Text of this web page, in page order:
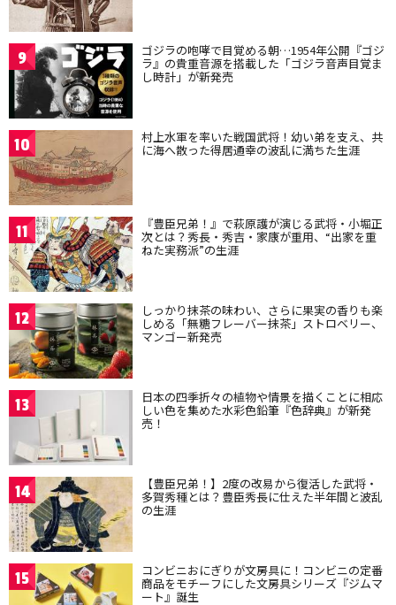
9 ゴジラの咆哮で目覚める朝…1954年公開『ゴジ
ラ』の貴重音源を搭載した「ゴジラ音声目覚ま
し時計」が新発売
10 村上水軍を率いた戦国武将！幼い弟を支え、共
に海へ散った得居通幸の波乱に満ちた生涯
11 『豊臣兄弟！』で萩原護が演じる武将・小堀正
次とは？秀長・秀吉・家康が重用、“出家を重
ねた実務派”の生涯
12 しっかり抹茶の味わい、さらに果実の香りも楽
しめる「無糖フレーバー抹茶」ストロベリー、
マンゴー新発売
13 日本の四季折々の植物や情景を描くことに相応
しい色を集めた水彩色鉛筆『色辞典』が新発
売！
14 【豊臣兄弟！】2度の改易から復活した武将・
多賀秀種とは？豊臣秀長に仕えた半年間と波乱
の生涯
15 コンビニおにぎりが文房具に！コンビニの定番
商品をモチーフにした文房具シリーズ『ジムマ
ート』誕生